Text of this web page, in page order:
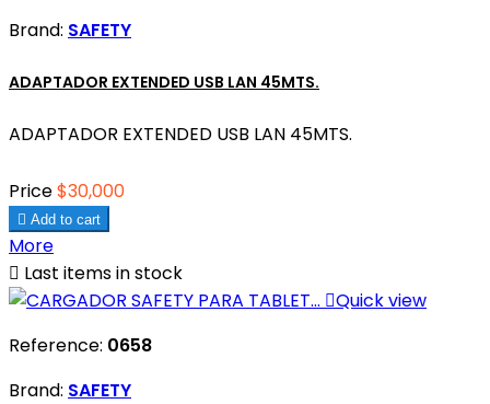
Brand: SAFETY
ADAPTADOR EXTENDED USB LAN 45MTS.
ADAPTADOR EXTENDED USB LAN 45MTS.
Price$30,000
 Add to cart
More
 Last items in stock
Quick view
Reference: 0658
Brand: SAFETY